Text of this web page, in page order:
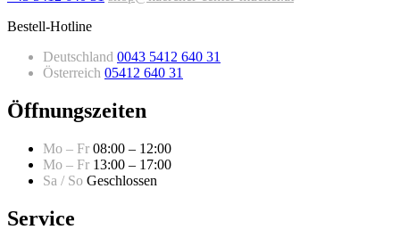
Bestell-Hotline
Deutschland 0043 5412 640 31
Österreich 05412 640 31
Öffnungszeiten
Mo – Fr 08:00 – 12:00
Mo – Fr 13:00 – 17:00
Sa / So Geschlossen
Service